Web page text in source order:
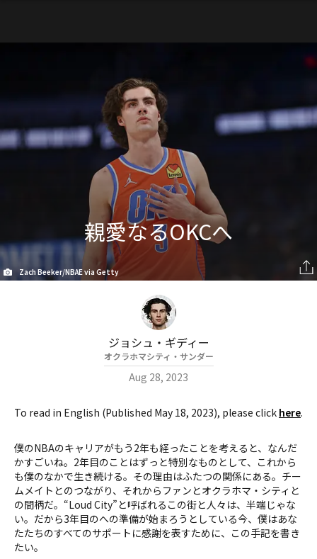
親愛なるOKCへ
Zach Beeker/NBAE via Getty
ジョシュ・ギディー
オクラホマシティ・サンダー
Aug 28, 2023
To read in English (Published May 18, 2023), please click here.
僕のNBAのキャリアがもう2年も経ったことを考えると、なんだ
かすごいね。2年目のことはずっと特別なものとして、これから
も僕のなかで生き続ける。その理由はふたつの関係にある。チー
ムメイトとのつながり、それからファンとオクラホマ・シティと
の間柄だ。“Loud City”と呼ばれるこの街と人々は、半端じゃな
い。だから3年目のへの準備が始まろうとしている今、僕はあな
たたちのすべてのサポートに感謝を表すために、この手記を書き
たい。